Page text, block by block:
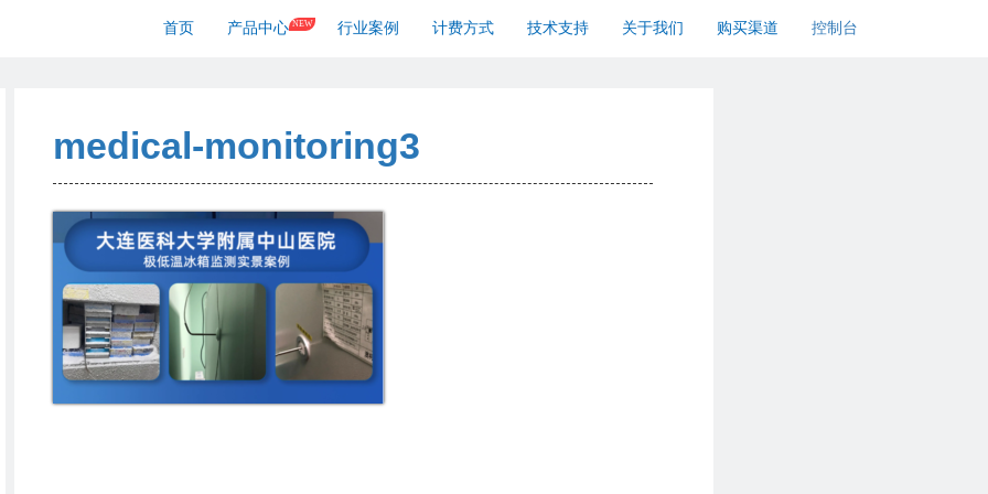
首页 产品中心 NEW 行业案例 计费方式 技术支持 关于我们 购买渠道 控制台
medical-monitoring3